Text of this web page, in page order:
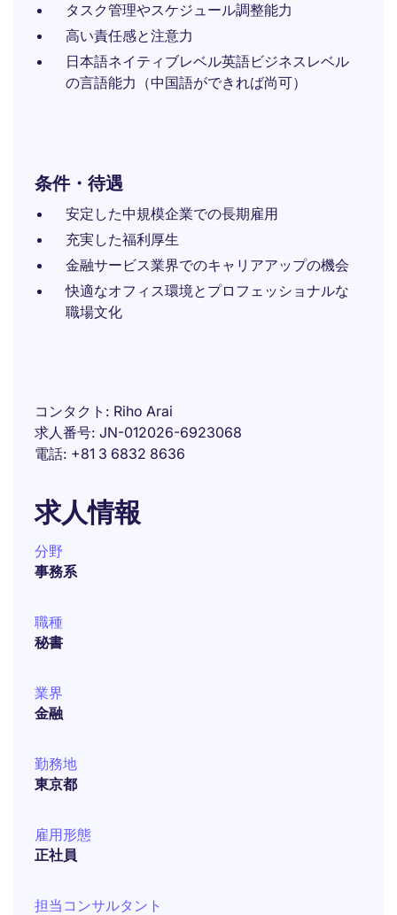
タスク管理やスケジュール調整能力
高い責任感と注意力
日本語ネイティブレベル英語ビジネスレベル
の言語能力（中国語ができれば尚可）
条件・待遇
安定した中規模企業での長期雇用
充実した福利厚生
金融サービス業界でのキャリアアップの機会
快適なオフィス環境とプロフェッショナルな
職場文化
コンタクト
Riho Arai
求人番号 JN-012026-6923068
電話 +81 3 6832 8636
求人情報
分野
事務系
職種
秘書
業界
金融
勤務地
東京都
雇用形態
正社員
担当コンサルタント